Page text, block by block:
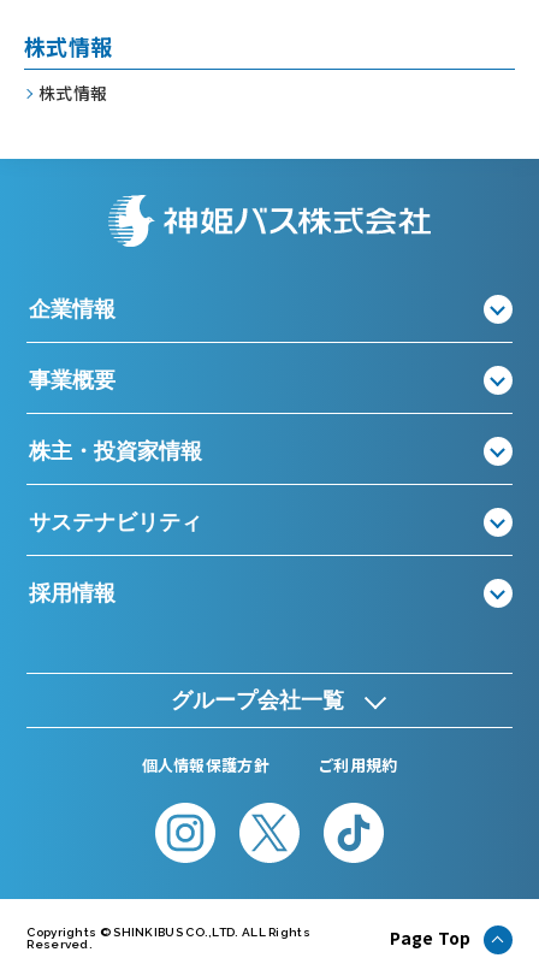
株式情報
株式情報
企業情報
事業概要
株主・投資家情報
サステナビリティ
採用情報
グループ会社一覧
個人情報保護方針 ご利用規約
Copyrights © SHINKIBUS CO.,LTD. ALL Rights
Reserved.
Page Top